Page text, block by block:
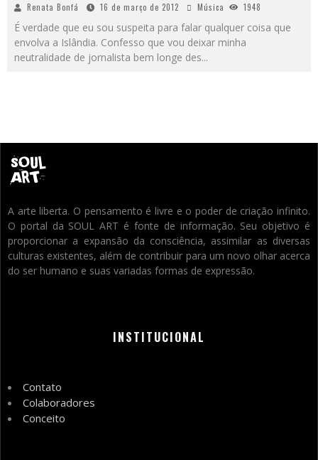
Renata Bonfá 16 de março de 2012 Música 1948
É verdade que eu sou suspeita para falar qualquer coisa que
envolva a Islândia. Confesso que vou deixar minha
neutralidade de jornalista bem longe des...
A arte liberta. O pensamento é livre e o poder de criação infinito.
O portal da SOUL ART é fonte de informação. Seu objetivo é
proporcionar a expansão da consciência, assimilar as diversas
culturas existentes, além de contribuir para um novo olhar acerca
do ser humano e suas variadas formas de expressão.
INSTITUCIONAL
Contato
Colaboradores
Conceito